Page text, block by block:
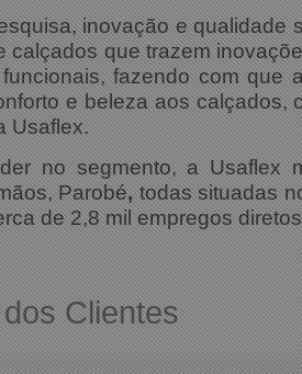
inovação e qualidade
calçados que trazem
fazendo com que
e beleza aos calçados,
Usaflex.
no segmento, a Usaflex
Parobé,todas situadas
de 2,8 mil empregos
Clientes